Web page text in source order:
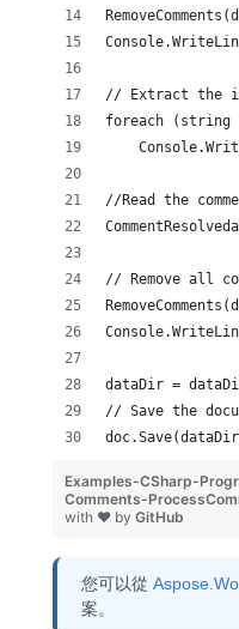
// Extract the
foreach (string
//Read the
// Remove all
dataDir =
// Save the
Examples-CSharp-
Comments-
with ❤ by GitHub
您可以從
案。